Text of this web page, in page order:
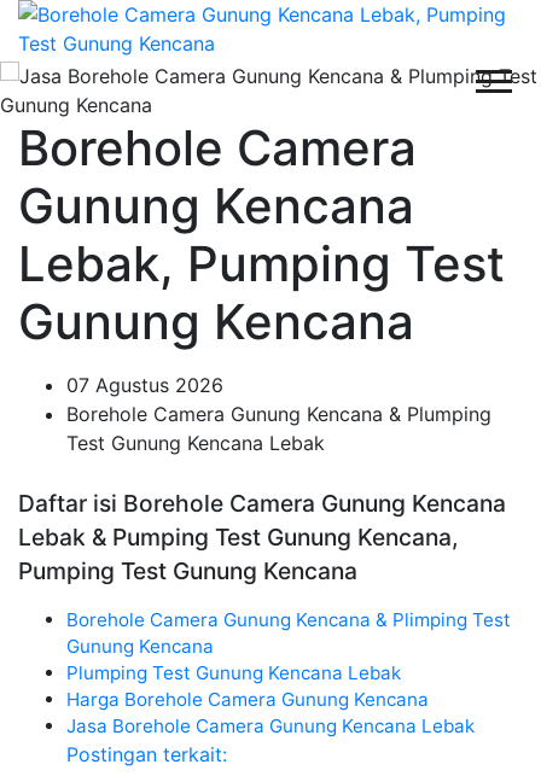
Borehole Camera
Gunung Kencana
Lebak, Pumping Test
Gunung Kencana
07 Agustus 2026
Borehole Camera Gunung Kencana & Plumping
Test Gunung Kencana Lebak
Daftar isi Borehole Camera Gunung Kencana
Lebak & Pumping Test Gunung Kencana,
Pumping Test Gunung Kencana
Borehole Camera Gunung Kencana & Plimping Test
Gunung Kencana
Plumping Test Gunung Kencana Lebak
Harga Borehole Camera Gunung Kencana
Jasa Borehole Camera Gunung Kencana Lebak
Postingan terkait: